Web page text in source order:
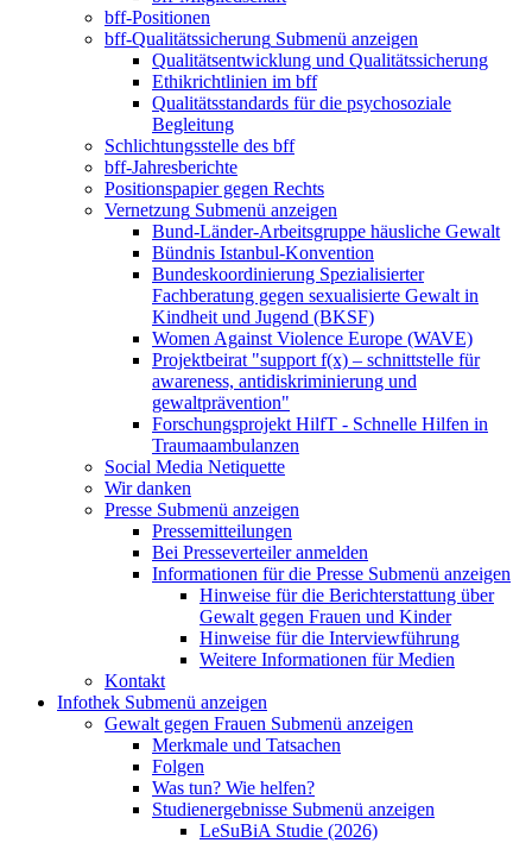
bff-Positionen
bff-Qualitätssicherung Submenü anzeigen
Qualitätsentwicklung und Qualitätssicherung
Ethikrichtlinien im bff
Qualitätsstandards für die psychosoziale
Begleitung
Schlichtungsstelle des bff
bff-Jahresberichte
Positionspapier gegen Rechts
Vernetzung Submenü anzeigen
Bund-Länder-Arbeitsgruppe häusliche Gewalt
Bündnis Istanbul-Konvention
Bundeskoordinierung Spezialisierter
Fachberatung gegen sexualisierte Gewalt in
Kindheit und Jugend (BKSF)
Women Against Violence Europe (WAVE)
Projektbeirat "support f(x) – schnittstelle für
awareness, antidiskriminierung und
gewaltprävention"
Forschungsprojekt HilfT - Schnelle Hilfen in
Traumaambulanzen
Social Media Netiquette
Wir danken
Presse Submenü anzeigen
Pressemitteilungen
Bei Presseverteiler anmelden
Informationen für die Presse Submenü anzeigen
Hinweise für die Berichterstattung über
Gewalt gegen Frauen und Kinder
Hinweise für die Interviewführung
Weitere Informationen für Medien
Kontakt
Infothek Submenü anzeigen
Gewalt gegen Frauen Submenü anzeigen
Merkmale und Tatsachen
Folgen
Was tun? Wie helfen?
Studienergebnisse Submenü anzeigen
LeSuBiA Studie (2026)